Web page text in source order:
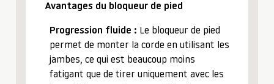
Avantages du bloqueur de pied
Progression fluide : Le bloqueur de pied
permet de monter la corde en utilisant les
jambes, ce qui est beaucoup moins
fatigant que de tirer uniquement avec les